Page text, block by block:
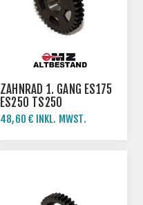
ZAHNRAD 1. GANG ES175
ES250 TS250
48,60 € INKL. MWST.